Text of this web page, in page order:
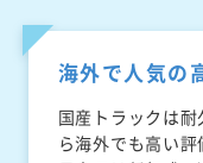
海外で人気の
国産トラックは
ら海外でも高い評